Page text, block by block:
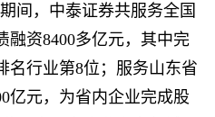
间，中泰证券共服务全国
融资8400多亿元，其中完
名行业第8位；服务山东省
亿元，为省内企业完成股